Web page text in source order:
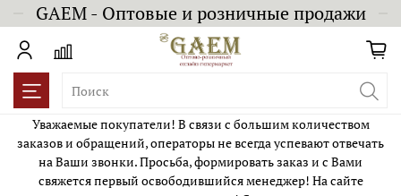
GAEM - Оптовые и розничные продажи
Уважаемые покупатели! В связи с большим количеством
заказов и обращений, операторы не всегда успевают отвечать
на Ваши звонки. Просьба, формировать заказ и с Вами
свяжется первый освободившийся менеджер! На сайте